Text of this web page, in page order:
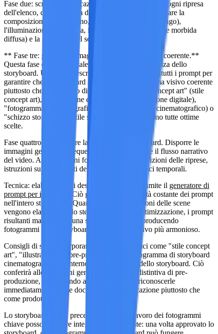
Fase due: scrivere le indicazioni per ogni ripresa.
Per ogni ripresa
dell'elenco, comporre una descrizione visiva. Specificare la
composizione (primo piano, campo medio, campo lungo),
l'illuminazione (ora dorata, illuminazione laterale, luce morbida
diffusa) e la posizione del soggetto.
** Fase tre: generare immagini utilizzando uno stile coerente.**
Questa fase è fondamentale per mantenere la coerenza dello
storyboard. Utilizzare descrittori stilistici identici in tutti i prompt per
garantire che lo storyboard appaia come uno schema visivo coerente
piuttosto che un mosaico di immagini casuali. "Concept art" (stile
concept art), "illustrazione digitale" (stile illustrazione digitale),
"fotogramma cinematografico" (stile fotogramma cinematografico) o
"schizzo storyboard" (stile schizzo storyboard) sono tutte ottime
scelte.
Fase quattro: organizzare la griglia dello storyboard. Disporre le
immagini generate in sequenza per rappresentare il flusso narrativo
del video. Annotare ogni fotogramma con descrizioni delle riprese,
istruzioni sui movimenti della telecamera e codici temporali.
Tecnica: elaborare ogni descrizione di scena tramite il generatore di
prompt per immagini
. Ciò garantisce una qualità costante dei prompt
nell'intero storyboard. Quando tutte le descrizioni delle scene
vengono elaborate dallo stesso strumento di ottimizzazione, i prompt
risultanti mantengono una struttura unificata, producendo
fotogrammi dello storyboard con uno stile visivo più armonioso.
Consigli di stile
: Incorporare descrittori stilistici come "stile concept
art", "illustrazione di pre-produzione" o "fotogramma di storyboard
cinematografico" all'interno dei fotogrammi dello storyboard. Ciò
conferirà alle immagini generate un'estetica distintiva di pre-
produzione, consentendo ai collaboratori di riconoscerle
immediatamente come documenti di pianificazione piuttosto che
come prodotti finali.
Lo storyboard AI e il precedente flusso di lavoro dei fotogrammi
chiave possono essere integrati perfettamente: una volta approvato lo